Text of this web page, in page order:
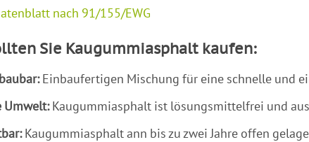
nach 91/155/EWG
Sie Kaugummiasphalt kaufen:
Einbaufertigen Mischung für eine schnelle und
Umwelt:Kaugummiasphalt ist lösungsmittelfrei und
Kaugummiasphalt ann bis zu zwei Jahre offen